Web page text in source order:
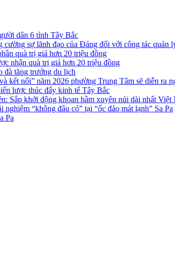
dân 6 tỉnh Tây Bắc
sự lãnh đạo của Đảng đối với công tác quản
quà trị giá hơn 20 triệu đồng
nhận quà trị giá hơn 20 triệu đồng
đà tăng trưởng du lịch
kết nối” năm 2026 phường Trung Tâm sẽ diễn ra
lược thúc đẩy kinh tế Tây Bắc
Sắp khởi động khoan hầm xuyên núi dài nhất Việt
“không đâu có” tại “ốc đảo mát lạnh” Sa Pa
Pa